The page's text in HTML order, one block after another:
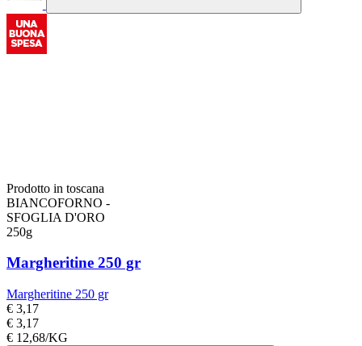
Prodotto in toscana
BIANCOFORNO -
SFOGLIA D'ORO
250g
Margheritine 250 gr
Margheritine 250 gr
€ 3,17
€ 3,17
€ 12,68/KG